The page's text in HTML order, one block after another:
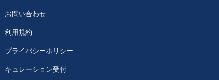
お問い合わせ
利用規約
プライバシーポリシー
キュレーション受付